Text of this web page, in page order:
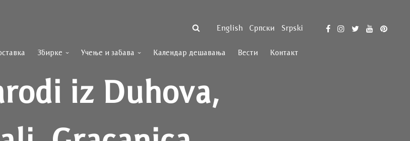
English Српски Srpski
Збирке Учење и забава Календар дешавања Вести Контакт
iz Duhova,